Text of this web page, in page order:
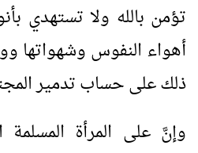
تؤمن بالله ولا تستهدي
أهواء النفوس وشهواتها
ذلك على حساب تدمير
وإنَّ على المرأة المسلمة